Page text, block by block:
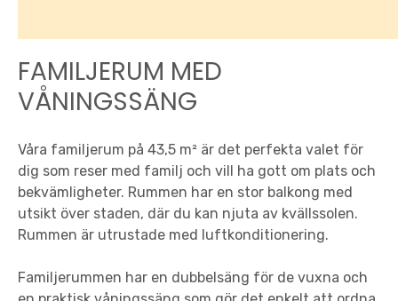
FAMILJERUM MED
VÅNINGSSÄNG
Våra familjerum på 43,5 m² är det perfekta valet för
dig som reser med familj och vill ha gott om plats och
bekvämligheter. Rummen har en stor balkong med
utsikt över staden, där du kan njuta av kvällssolen.
Rummen är utrustade med luftkonditionering.
Familjerummen har en dubbelsäng för de vuxna och